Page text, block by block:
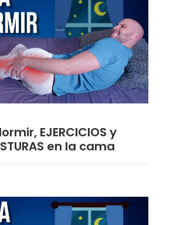
EJERCICIOS y
en la cama